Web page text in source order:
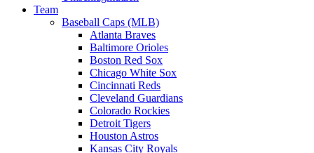
Team
Baseball Caps (MLB)
Atlanta Braves
Baltimore Orioles
Boston Red Sox
Chicago White Sox
Cincinnati Reds
Cleveland Guardians
Colorado Rockies
Detroit Tigers
Houston Astros
Kansas City Royals